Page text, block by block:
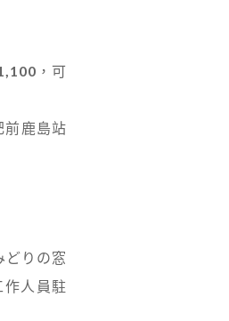
，可
前鹿島站
どりの窓
作人員駐